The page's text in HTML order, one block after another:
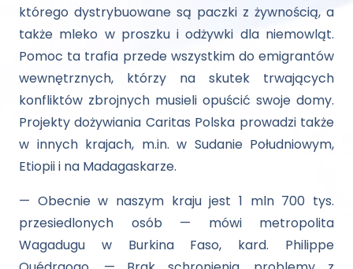
którego dystrybuowane są paczki z żywnością, a
także mleko w proszku i odżywki dla niemowląt.
Pomoc ta trafia przede wszystkim do emigrantów
wewnętrznych, którzy na skutek trwających
konfliktów zbrojnych musieli opuścić swoje domy.
Projekty dożywiania Caritas Polska prowadzi także
w innych krajach, m.in. w Sudanie Południowym,
Etiopii i na Madagaskarze.
— Obecnie w naszym kraju jest 1 mln 700 tys.
przesiedlonych osób — mówi metropolita
Wagadugu w Burkina Faso, kard. Philippe